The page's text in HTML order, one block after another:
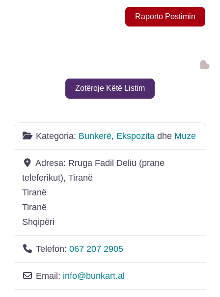
Raporto Postimin
Zotëroje Këtë Listim
Kategoria: Bunkerë, Ekspozitadhe Muze
Adresa: Rruga Fadil Deliu (prane
teleferikut), Tiranë
Tiranë
Tiranë
Shqipëri
Telefon: 067 207 2905
Email: info@bunkart.al